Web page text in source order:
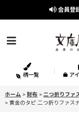
会員登
柄一覧 ア
ホーム > 財布 > 二つ折りファ
> 黄金のタピ 二つ折りファス